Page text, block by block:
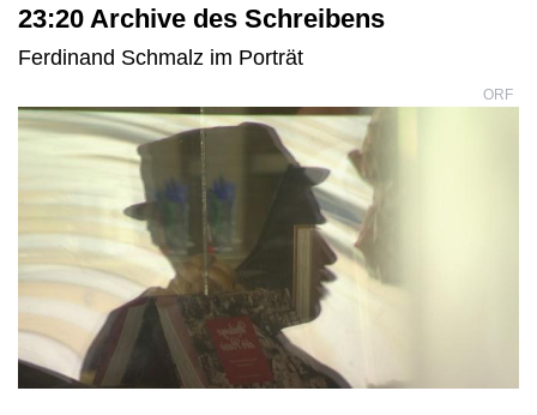
23:20 Archive des Schreibens
Ferdinand Schmalz im Porträt
ORF